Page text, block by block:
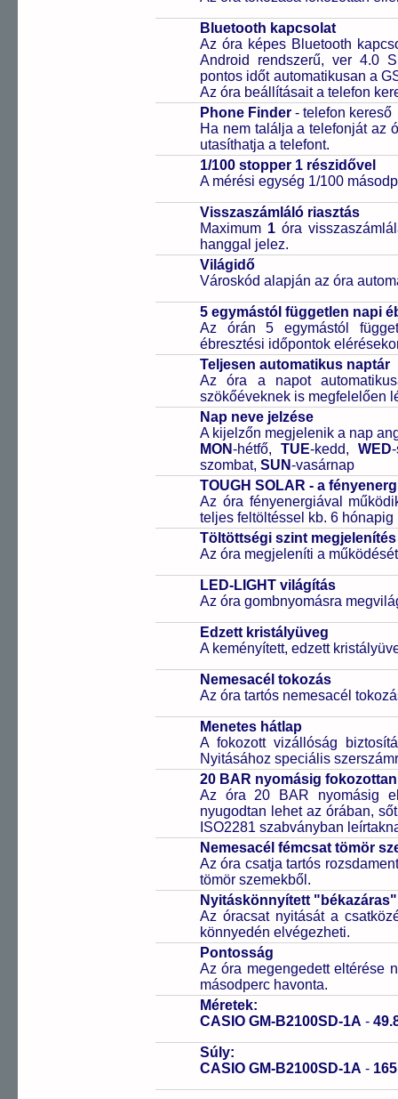
Bluetooth kapcsolat
Az óra képes Bluetooth
Android rendszerű, ver 4.0
pontos időt automatikusan a
Az óra beállításait a telefon
Phone Finder - telefon kereső
Ha nem találja a telefonját az
utasíthatja a telefont.
1/100 stopper 1 részidővel
A mérési egység 1/100
Visszaszámláló riasztás
Maximum 1 óra
hanggal jelez.
Világidő
Városkód alapján az óra
5 egymástól független napi
Az órán 5 egymástól
ébresztési időpontok
Teljesen automatikus naptár
Az óra a napot
szökőéveknek is megfelelően
Nap neve jelzése
A kijelzőn megjelenik a nap
MON-hétfő, TUE-kedd, WED
szombat, SUN-vasárnap
TOUGH SOLAR - a
Az óra fényenergiával
teljes feltöltéssel kb. 6
Töltöttségi szint megjelenítés
Az óra megjeleníti a
LED-LIGHT világítás
Az óra gombnyomásra
Edzett kristályüveg
A keményített, edzett
Nemesacél tokozás
Az óra tartós nemesacél
Menetes hátlap
A fokozott vizállóság
Nyitásához speciális
20 BAR nyomásig
Az óra 20 BAR nyomásig
nyugodtan lehet az órában,
ISO2281 szabványban
Nemesacél fémcsat tömör
Az óra csatja tartós
tömör szemekből.
Nyitáskönnyített
Az óracsat nyitását a
könnyedén elvégezheti.
Pontosság
Az óra megengedett eltérése
másodperc havonta.
Méretek:
CASIO GM-B2100SD-1A -
Súly:
CASIO GM-B2100SD-1A -